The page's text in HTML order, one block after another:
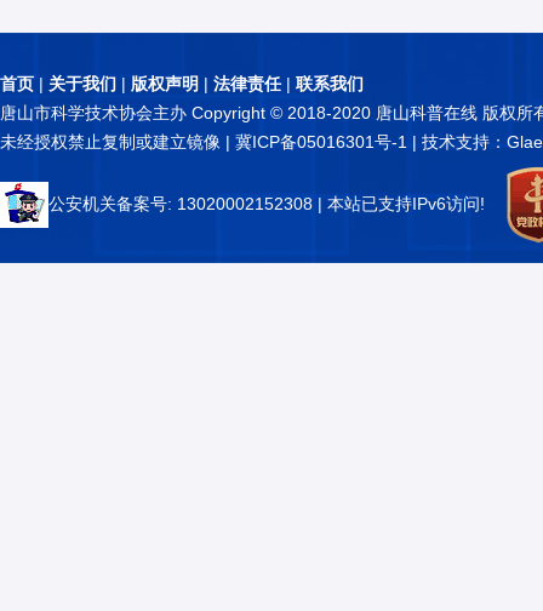
首页 | 关于我们 | 版权声明 | 法律责任| 联系我们
唐山市科学技术协会主办 Copyright © 2018-2020 唐山科普在线 版权所
未经授权禁止复制或建立镜像 | 冀ICP备05016301号-1 | 技术支持：
公安机关备案号: 13020002152308 | 本站已支持IPv6访问!